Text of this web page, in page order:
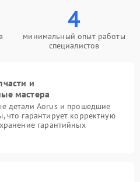
4
минимальный опыт работы
специалистов
и
мастера
детали Aorus и прошедшие
что гарантирует корректную
гарантийных